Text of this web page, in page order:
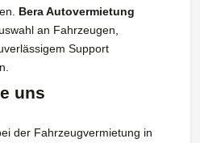
Bera Autovermietung
an Fahrzeugen,
Support
uns
der Fahrzeugvermietung in